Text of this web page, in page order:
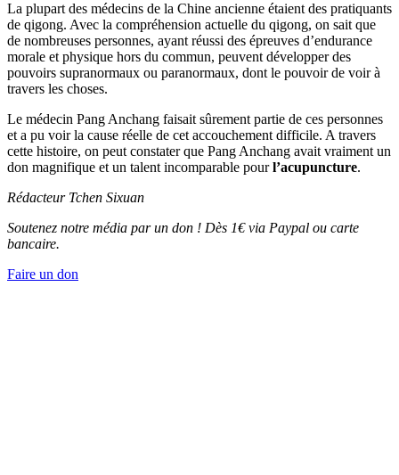
La plupart des médecins de la Chine ancienne étaient des pratiquants
de qigong. Avec la compréhension actuelle du qigong, on sait que
de nombreuses personnes, ayant réussi des épreuves d’endurance
morale et physique hors du commun, peuvent développer des
pouvoirs supranormaux ou paranormaux, dont le pouvoir de voir à
travers les choses.
Le médecin Pang Anchang faisait sûrement partie de ces personnes
et a pu voir la cause réelle de cet accouchement difficile. A travers
cette histoire, on peut constater que Pang Anchang avait vraiment un
don magnifique et un talent incomparable pourl’acupuncture.
Rédacteur Tchen Sixuan
Soutenez notre média par un don ! Dès 1€ via Paypal ou carte
bancaire.
Faire un don